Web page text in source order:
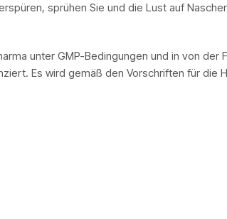
sprühen Sie und die Lust auf
unter GMP-Bedingungen und in von der
Es wird gemäß den Vorschriften für die